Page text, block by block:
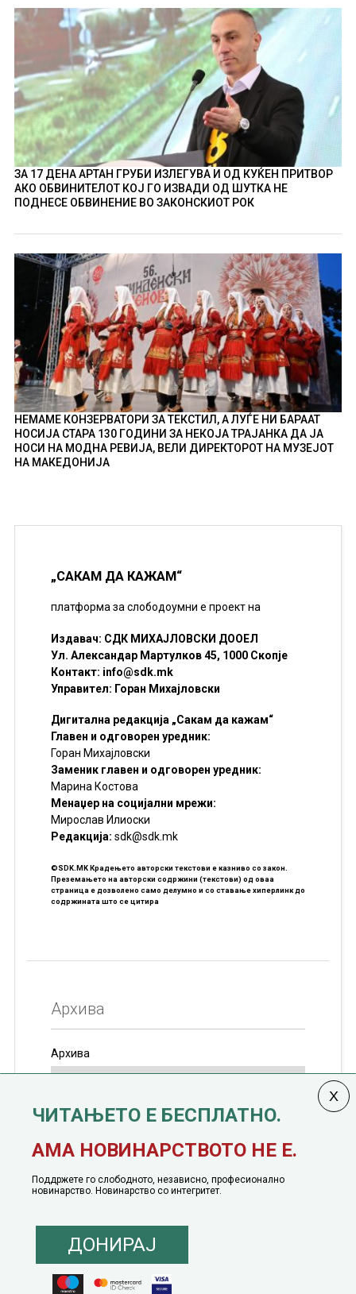
ЗА 17 ДЕНА АРТАН ГРУБИ ИЗЛЕГУВА И ОД КУЌЕН ПРИТВОР
АКО ОБВИНИТЕЛОТ КОЈ ГО ИЗВАДИ ОД ШУТКА НЕ
ПОДНЕСЕ ОБВИНЕНИЕ ВО ЗАКОНСКИОТ РОК
НЕМАМЕ КОНЗЕРВАТОРИ ЗА ТЕКСТИЛ, А ЛУЃЕ НИ БАРААТ
НОСИЈА СТАРА 130 ГОДИНИ ЗА НЕКОЈА ТРАЈАНКА ДА ЈА
НОСИ НА МОДНА РЕВИЈА, ВЕЛИ ДИРЕКТОРОТ НА МУЗЕЈОТ
НА МАКЕДОНИЈА
„САКАМ ДА КАЖАМ“
платформа за слободоумни е проект на
Издавач: СДК МИХАЈЛОВСКИ ДООЕЛ
Ул. Александар Мартулков 45, 1000 Скопје
Контакт: info@sdk.mk
Управител: Горан Михајловски
Дигитална редакција „Сакам да кажам“
Главен и одговорен уредник:
Горан Михајловски
Заменик главен и одговорен уредник:
Марина Костова
Менаџер на социјални мрежи:
Мирослав Илиоски
Редакцијa: sdk@sdk.mk
©SDK.MK Крадењето авторски текстови е казниво со закон.
Преземањето на авторски содржини (текстови) од оваа
страница е дозволено само делумно и со ставање хиперлинк до
содржината што се цитира
Архива
Архива
јануари, 1991 година
Понуда за политичко рекламирање
ЧИТАЊЕТО Е БЕСПЛАТНО.
АМА НОВИНАРСТВОТО НЕ Е.
Поддржете го слободното, независно, професионално
новинарство. Новинарство со интегритет.
ДОНИРАЈ